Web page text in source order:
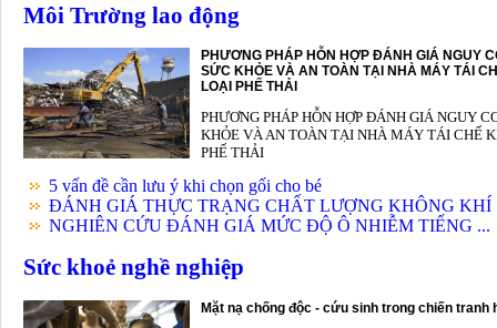
Môi Trường lao động
PHƯƠNG PHÁP HỖN HỢP ĐÁNH GIÁ NGUY
SỨC KHỎE VÀ AN TOÀN TẠI NHÀ MÁY TÁI
LOẠI PHẾ THẢI
PHƯƠNG PHÁP HỖN HỢP ĐÁNH GIÁ NGUY
KHỎE VÀ AN TOÀN TẠI NHÀ MÁY TÁI CHẾ
PHẾ THẢI
5 vấn đề cần lưu ý khi chọn gối cho bé
ĐÁNH GIÁ THỰC TRẠNG CHẤT LƯỢNG KHÔNG KHÍ
NGHIÊN CỨU ĐÁNH GIÁ MỨC ĐỘ Ô NHIỄM TIẾNG ...
Sức khoẻ nghề nghiệp
Mặt nạ chống độc - cứu sinh trong chiến tranh